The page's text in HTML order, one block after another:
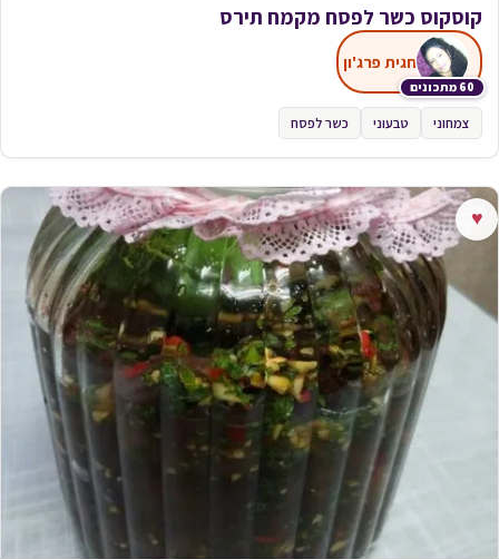
קוסקוס כשר לפסח מקמח תירס
60 מתכונים
חגית פרג'ון
צמחוני טבעוני כשר לפסח
♥